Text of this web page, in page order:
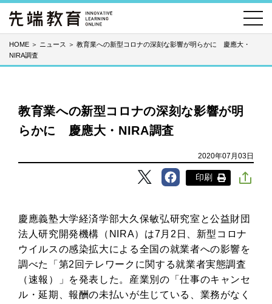
HOME ＞ ニュース ＞ 教育業への新型コロナの深刻な影響が明らかに 慶應大・
NIRA調査
教育業への新型コロナの深刻な影響が明
らかに 慶應大・NIRA調査
2020年07月03日
印刷
慶應義塾大学経済学部大久保敏弘研究室と公益財団
法人研究開発機構（NIRA）は7月2日、新型コロナ
ウイルスの感染拡大による全国の就業者への影響を
調べた「第2回テレワークに関する就業者実態調査
（速報）」を発表した。産業別の「仕事のキャンセ
ル・延期、報酬の未払いが生じている、業務がなく